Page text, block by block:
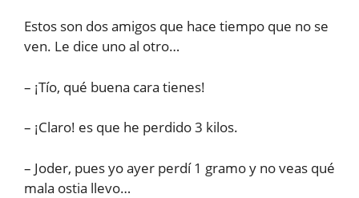
Estos son dos amigos que hace tiempo que no se
ven. Le dice uno al otro…
– ¡Tío, qué buena cara tienes!
– ¡Claro! es que he perdido 3 kilos.
– Joder, pues yo ayer perdí 1 gramo y no veas qué
mala ostia llevo…